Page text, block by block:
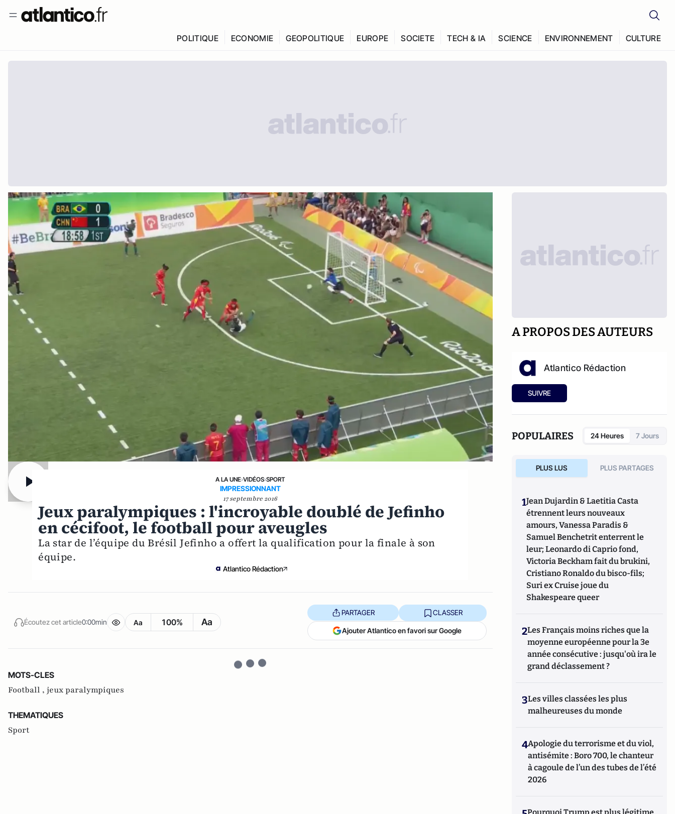
POLITIQUE ECONOMIE GEOPOLITIQUE EUROPE SOCIETE TECH & IA SCIENCE ENVIRONNEMENT CULTURE
A LA UNE›VIDÉOS›SPORT
IMPRESSIONNANT
17 septembre 2016
Jeux paralympiques : l'incroyable doublé de Jefinho
en cécifoot, le football pour aveugles
La star de l’équipe du Brésil Jefinho a offert la qualification pour la finale à son
équipe.
Atlantico Rédaction
Écoutez cet article0:00min Aa 100% Aa
PARTAGER CLASSER
Ajouter Atlantico en favori sur Google
MOTS-CLES
Football , jeux paralympiques
THEMATIQUES
Sport
A PROPOS DES AUTEURS
Atlantico Rédaction
SUIVRE
POPULAIRES 24 Heures 7 Jours
PLUS LUS PLUS PARTAGES
1Jean Dujardin & Laetitia Casta
étrennent leurs nouveaux
amours, Vanessa Paradis &
Samuel Benchetrit enterrent le
leur; Leonardo di Caprio fond,
Victoria Beckham fait du brukini,
Cristiano Ronaldo du bisco-fils;
Suri ex Cruise joue du
Shakespeare queer
2Les Français moins riches que la
moyenne européenne pour la 3e
année consécutive : jusqu'où ira le
grand déclassement ?
3Les villes classées les plus
malheureuses du monde
4Apologie du terrorisme et du viol,
antisémite : Boro 700, le chanteur
à cagoule de l’un des tubes de l’été
2026